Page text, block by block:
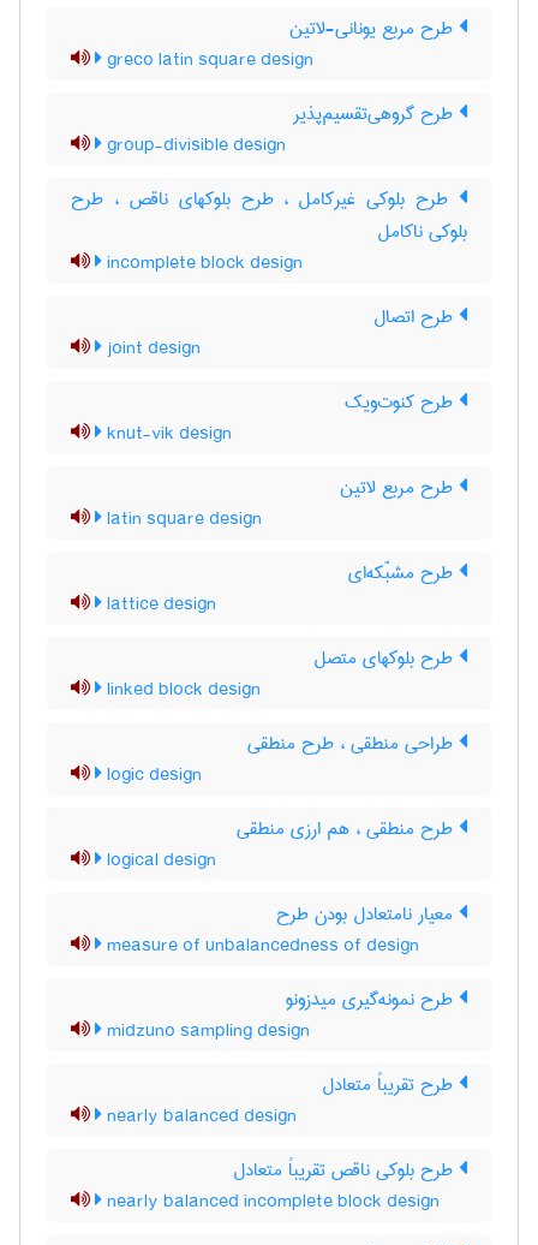
طرح مربع یونانی-لاتین
greco latin square design
طرح گروهی‌تقسیم‌پذیر
group-divisible design
طرح بلوکی غیرکامل ، طرح بلوکهای ناقص ، طرح
بلوکی ناکامل
incomplete block design
طرح اتصال
joint design
طرح کنوت‌ویک
knut-vik design
طرح مربع لاتین
latin square design
طرح مشبّکه‌ای
lattice design
طرح بلوکهای متصل
linked block design
طراحی منطقی ، طرح منطقی
logic design
طرح منطقی ، هم ارزی منطقی
logical design
معیار نامتعادل بودن طرح
measure of unbalancedness of design
طرح نمونه‌گیری میدزونو
midzuno sampling design
طرح تقریباً متعادل
nearly balanced design
طرح بلوکی ناقص تقریباً متعادل
nearly balanced incomplete block design